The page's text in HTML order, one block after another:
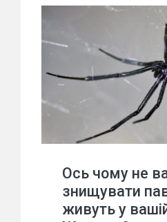
Ось чому не
знищувати
живуть у